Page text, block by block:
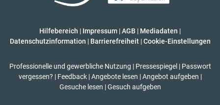
Hilfebereich | Impressum |AGB | Mediadaten |
Datenschutzinformation | Barrierefreiheit | Cookie-Einstellungen
Professionelle und gewerbliche Nutzung | Pressespiegel | Passwort
vergessen? | Feedback | Angebote lesen | Angebot aufgeben |
Gesuche lesen | Gesuch aufgeben